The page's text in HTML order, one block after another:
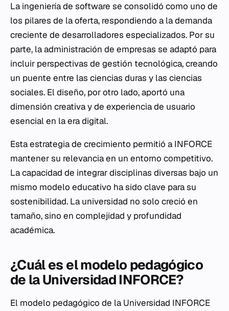
La ingeniería de software se consolidó como uno de
los pilares de la oferta, respondiendo a la demanda
creciente de desarrolladores especializados. Por su
parte, la administración de empresas se adaptó para
incluir perspectivas de gestión tecnológica, creando
un puente entre las ciencias duras y las ciencias
sociales. El diseño, por otro lado, aportó una
dimensión creativa y de experiencia de usuario
esencial en la era digital.
Esta estrategia de crecimiento permitió a INFORCE
mantener su relevancia en un entorno competitivo.
La capacidad de integrar disciplinas diversas bajo un
mismo modelo educativo ha sido clave para su
sostenibilidad. La universidad no solo creció en
tamaño, sino en complejidad y profundidad
académica.
¿Cuál es el modelo pedagógico
de la Universidad INFORCE?
El modelo pedagógico de la Universidad INFORCE